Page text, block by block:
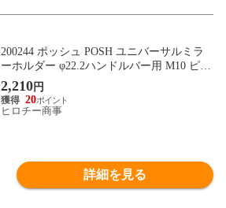
200244 ポッシュ POSH ユニバーサルミラ
ーホルダー φ22.2ハンドルバー用 M10 ピッ
チ1.25.サイズ 黒
2,210円
20
ヒロチー商事
詳細を見る